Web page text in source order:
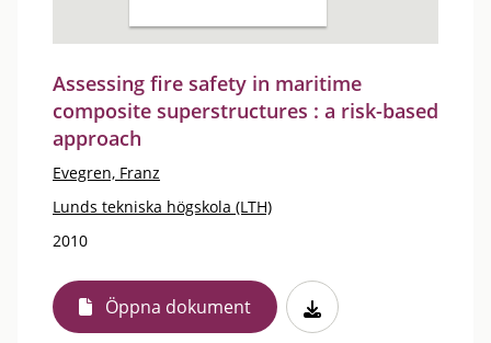
Assessing fire safety in maritime
composite superstructures : a risk-based
approach
Evegren, Franz
Lunds tekniska högskola (LTH)
2010
Öppna dokument